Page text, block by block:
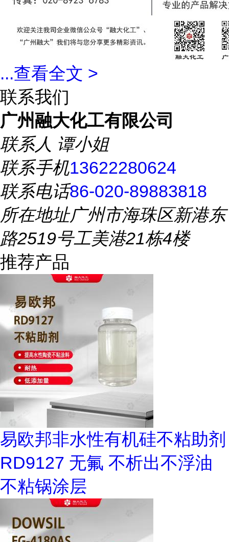
...查看全文 >
联系我们
广州融大化工有限公司
联系人 谭小姐
联系手机13622280624
联系电话86-020-89883818
所在地址广州市海珠区新港东
路2519号工美港21栋4楼
推荐产品
易欧邦非水性有机硅不粘助剂
RD9127 无氟 不析出不浮油
不粘锅涂层